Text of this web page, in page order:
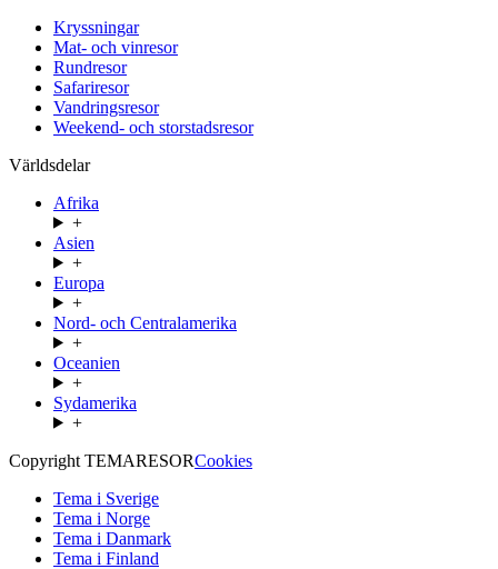
Kryssningar
Mat- och vinresor
Rundresor
Safariresor
Vandringsresor
Weekend- och storstadsresor
Världsdelar
Afrika
+
Asien
+
Europa
+
Nord- och Centralamerika
+
Oceanien
+
Sydamerika
+
Copyright TEMARESORCookies
Tema i Sverige
Tema i Norge
Tema i Danmark
Tema i Finland